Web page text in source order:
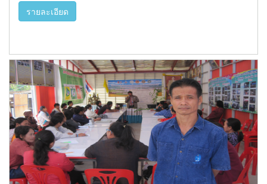
รายละเอียด